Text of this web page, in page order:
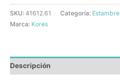
SKU: 41612.61 Categoría: Estambre
Marca: Kores
Descripción